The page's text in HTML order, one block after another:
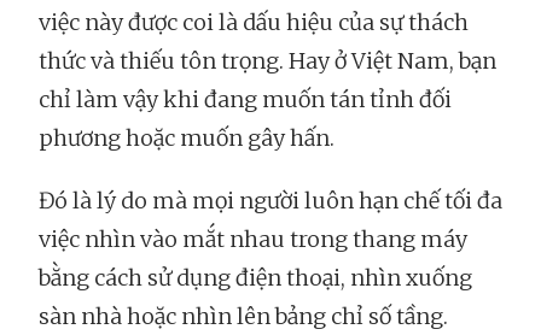
việc này được coi là dấu hiệu của sự thách
thức và thiếu tôn trọng. Hay ở Việt Nam, bạn
chỉ làm vậy khi đang muốn tán tỉnh đối
phương hoặc muốn gây hấn.
Đó là lý do mà mọi người luôn hạn chế tối đa
việc nhìn vào mắt nhau trong thang máy
bằng cách sử dụng điện thoại, nhìn xuống
sàn nhà hoặc nhìn lên bảng chỉ số tầng.